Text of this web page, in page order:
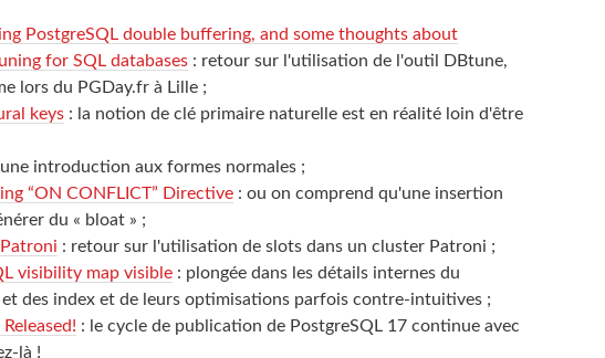
PostgreSQL double buffering, and some thoughts about
for SQL databases: retour sur l'utilisation de l'outil DBtune,
lors du PGDay.fr à Lille ;
keys: la notion de clé primaire naturelle est en réalité loin d'être
introduction aux formes normales ;
“ON CONFLICT” Directive: ou on comprend qu'une insertion
du « bloat » ;
: retour sur l'utilisation de slots dans un cluster Patroni ;
visibility map visible: plongée dans les détails internes du
et des index et de leurs optimisations parfois contre-intuitives ;
: le cycle de publication de PostgreSQL 17 continue avec
là !